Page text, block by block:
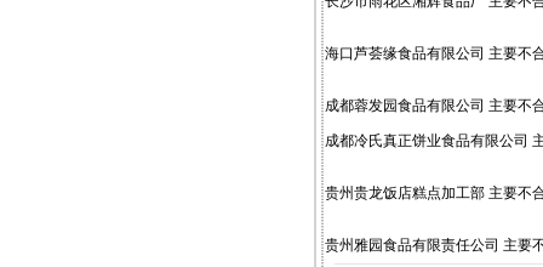
海口芦荟缘食品有限公司 主
成都蓉发园食品有限公司 主要不
成都冷氏真正饼业食品有限公司
贵州贵龙饭店糕点加工部 主要不
贵州雅园食品有限责任公司 主要